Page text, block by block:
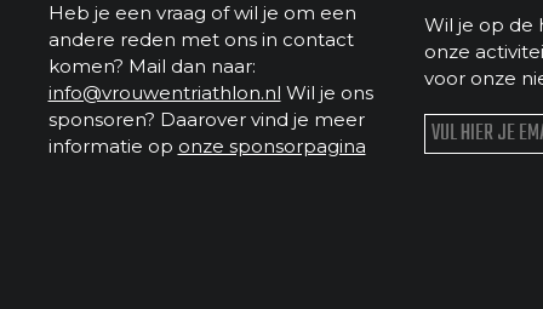
Heb je een vraag of wil je om een
andere reden met ons in contact
komen? Mail dan naar:
info@vrouwentriathlon.nl Wil je ons
sponsoren? Daarover vind je meer
informatie op onze sponsorpagina
Wil je op de
onze
voor onze